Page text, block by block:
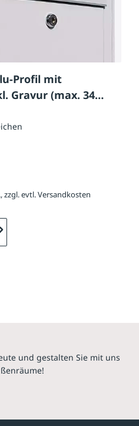
Profil mit
Gravur (max. 34
zzgl. evtl. Versandkosten
und gestalten Sie mit uns